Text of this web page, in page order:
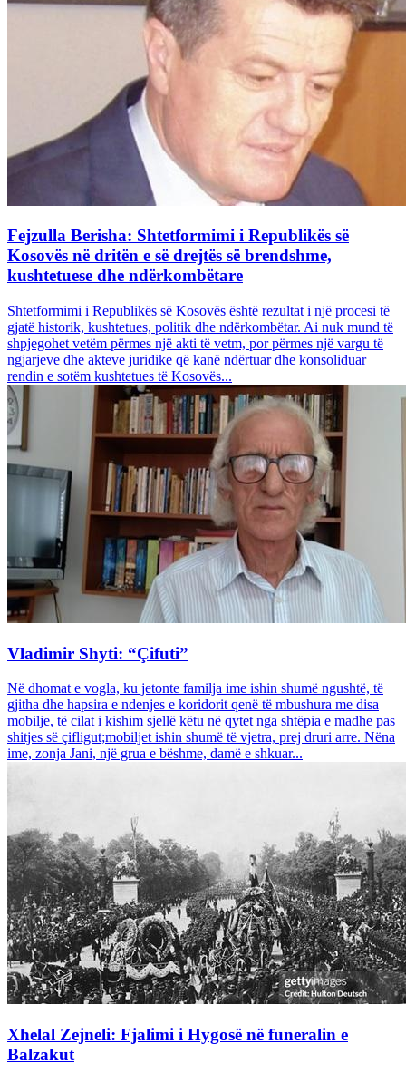
Fejzulla Berisha: Shtetformimi i Republikës së
Kosovës në dritën e së drejtës së brendshme,
kushtetuese dhe ndërkombëtare
Shtetformimi i Republikës së Kosovës është rezultat i një procesi të
gjatë historik, kushtetues, politik dhe ndërkombëtar. Ai nuk mund të
shpjegohet vetëm përmes një akti të vetm, por përmes një vargu të
ngjarjeve dhe akteve juridike që kanë ndërtuar dhe konsoliduar
rendin e sotëm kushtetues të Kosovës...
Vladimir Shyti: “Çifuti”
Në dhomat e vogla, ku jetonte familja ime ishin shumë ngushtë, të
gjitha dhe hapsira e ndenjes e koridorit qenë të mbushura me disa
mobilje, të cilat i kishim sjellë këtu në qytet nga shtëpia e madhe pas
shitjes së çifligut;mobiljet ishin shumë të vjetra, prej druri arre. Nëna
ime, zonja Jani, një grua e bëshme, damë e shkuar...
Xhelal Zejneli: Fjalimi i Hygosë në funeralin e
Balzakut